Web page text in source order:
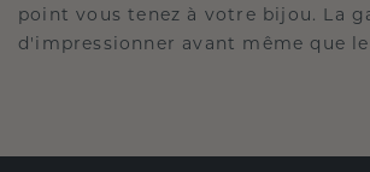
point vous tenez à votre bijou. La
d'impressionner avant même que